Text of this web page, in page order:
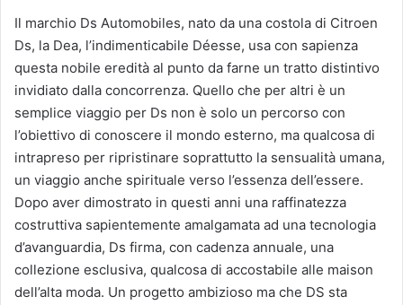
Il marchio Ds Automobiles, nato da una costola di Citroen
Ds, la Dea, l’indimenticabile Déesse, usa con sapienza
questa nobile eredità al punto da farne un tratto distintivo
invidiato dalla concorrenza. Quello che per altri è un
semplice viaggio per Ds non è solo un percorso con
l’obiettivo di conoscere il mondo esterno, ma qualcosa di
intrapreso per ripristinare soprattutto la sensualità umana,
un viaggio anche spirituale verso l’essenza dell’essere.
Dopo aver dimostrato in questi anni una raffinatezza
costruttiva sapientemente amalgamata ad una tecnologia
d’avanguardia, Ds firma, con cadenza annuale, una
collezione esclusiva, qualcosa di accostabile alle maison
dell’alta moda. Un progetto ambizioso ma che DS sta